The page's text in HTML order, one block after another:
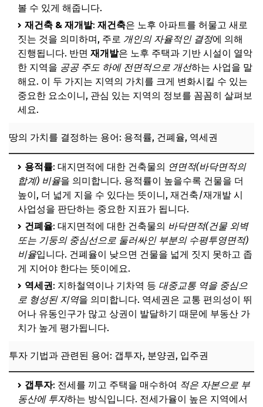
볼 수 있게 해줍니다.
재건축 & 재개발: 재건축은 노후 아파트를 허물고 새로
짓는 것을 의미하며, 주로 개인의 자율적인 결정에 의해
진행됩니다. 반면 재개발은 노후 주택과 기반 시설이 열악
한 지역을 공공 주도 하에 전면적으로 개선하는 사업을 말
해요. 이 두 가지는 지역의 가치를 크게 변화시킬 수 있는
중요한 요소이니, 관심 있는 지역의 정보를 꼼꼼히 살펴보
세요.
땅의 가치를 결정하는 용어: 용적률, 건폐율, 역세권
용적률: 대지면적에 대한 건축물의 연면적(바닥면적의
합계) 비율을 의미합니다. 용적률이 높을수록 건물을 더
높이, 더 넓게 지을 수 있다는 뜻이니, 재건축/재개발 시
사업성을 판단하는 중요한 지표가 됩니다.
건폐율: 대지면적에 대한 건축물의 바닥면적(건물 외벽
또는 기둥의 중심선으로 둘러싸인 부분의 수평투영면적)
비율입니다. 건폐율이 낮으면 건물을 넓게 짓지 못하고 좁
게 지어야 한다는 뜻이에요.
역세권: 지하철역이나 기차역 등 대중교통 역을 중심으
로 형성된 지역을 의미합니다. 역세권은 교통 편의성이 뛰
어나 유동인구가 많고 상권이 발달하기 때문에 부동산 가
치가 높게 평가됩니다.
투자 기법과 관련된 용어: 갭투자, 분양권, 입주권
갭투자: 전세를 끼고 주택을 매수하여 적은 자본으로 부
동산에 투자하는 방식입니다. 전세가율이 높은 지역에서